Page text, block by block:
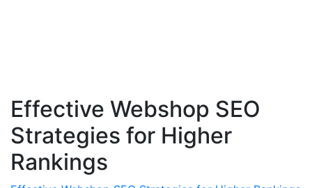
Effective Webshop SEO
Strategies for Higher
Rankings